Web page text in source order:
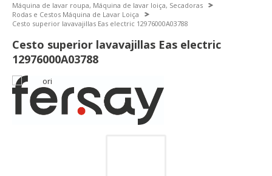
Máquina de lavar roupa, Máquina de lavar loiça, Secadoras
Rodas e Cestos Máquina de Lavar Loiça
Cesto superior lavavajillas Eas electric 12976000A03788
Cesto superior lavavajillas Eas electric
12976000A03788